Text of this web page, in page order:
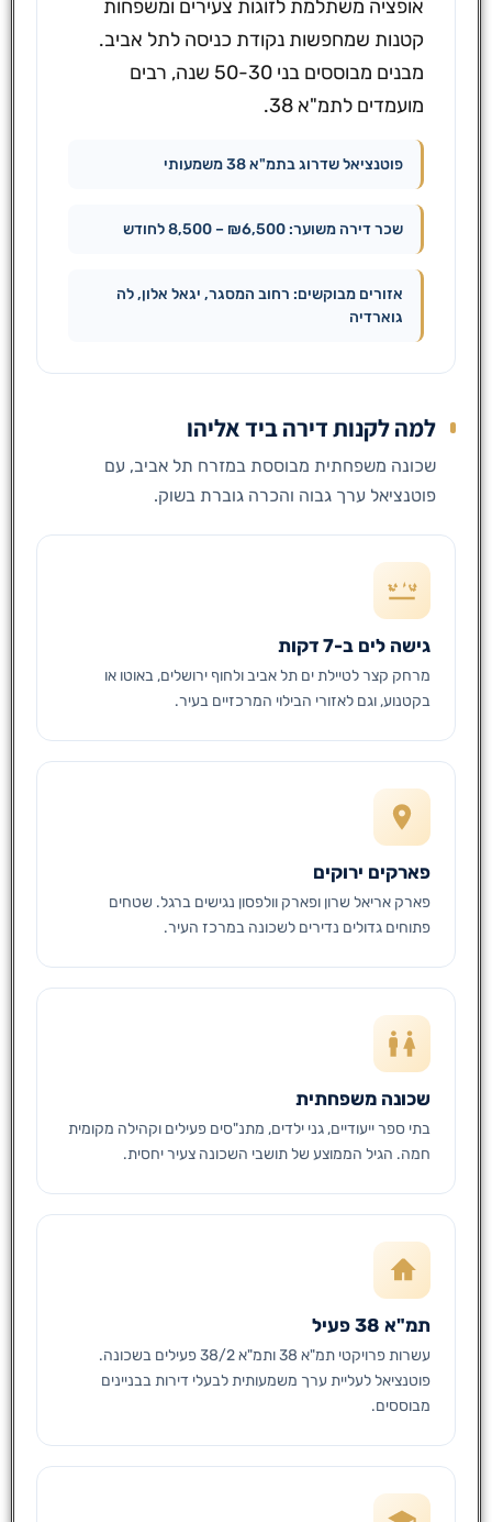
אופציה משתלמת לזוגות צעירים ומשפחות
קטנות שמחפשות נקודת כניסה לתל אביב.
מבנים מבוססים בני 50-30 שנה, רבים
מועמדים לתמ"א 38.
פוטנציאל שדרוג בתמ"א 38 משמעותי
שכר דירה משוער: ₪6,500 – 8,500 לחודש
אזורים מבוקשים: רחוב המסגר, יגאל אלון, לה
גוארדיה
למה לקנות דירה ביד אליהו
שכונה משפחתית מבוססת במזרח תל אביב, עם
פוטנציאל ערך גבוה והכרה גוברת בשוק.
גישה לים ב-7 דקות
מרחק קצר לטיילת ים תל אביב ולחוף ירושלים, באוטו או
בקטנוע, וגם לאזורי הבילוי המרכזיים בעיר.
פארקים ירוקים
פארק אריאל שרון ופארק וולפסון נגישים ברגל. שטחים
פתוחים גדולים נדירים לשכונה במרכז העיר.
שכונה משפחתית
בתי ספר ייעודיים, גני ילדים, מתנ"סים פעילים וקהילה מקומית
חמה. הגיל הממוצע של תושבי השכונה צעיר יחסית.
תמ"א 38 פעיל
עשרות פרויקטי תמ"א 38 ותמ"א 38/2 פעילים בשכונה.
פוטנציאל לעליית ערך משמעותית לבעלי דירות בבניינים
מבוססים.